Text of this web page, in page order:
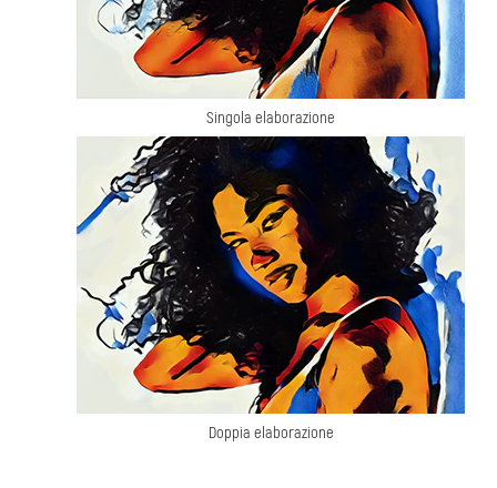
Singola elaborazione
Doppia elaborazione